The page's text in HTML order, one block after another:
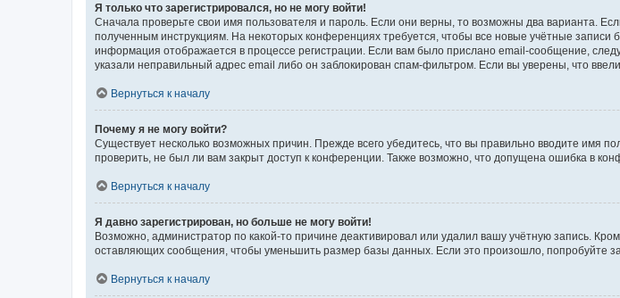
Я только что зарегистрировался, но не могу войти!
Сначала проверьте свои имя пользователя и пароль. Если они верны, то возможны два варианта.
полученным инструкциям. На некоторых конференциях требуется, чтобы все новые учётные
информация отображается в процессе регистрации. Если вам было прислано email-сообщение,
указали неправильный адрес email либо он заблокирован спам-фильтром. Если вы уверены, что
Вернуться к началу
Почему я не могу войти?
Существует несколько возможных причин. Прежде всего убедитесь, что вы правильно вводите имя
проверить, не был ли вам закрыт доступ к конференции. Также возможно, что допущена ошибка в
Вернуться к началу
Я давно зарегистрирован, но больше не могу войти!
Возможно, администратор по какой-то причине деактивировал или удалил вашу учётную запись.
оставляющих сообщения, чтобы уменьшить размер базы данных. Если это произошло, попробуйте
Вернуться к началу